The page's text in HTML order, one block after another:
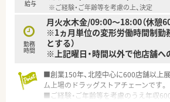
給与 ※ご経験・ご年齢等を考慮の上、決定
勤務
時間
月火水木金/09:00～18:00（休憩60
※1ヵ月単位の変形労働時間制勤
とする）
※上記曜日・時間以外で他店舗へ
■創業150年、北陸中心に600店舗以上
ム上場のドラッグストアチェーンです。
■ご経験・ご年齢等を考慮のうえ年収